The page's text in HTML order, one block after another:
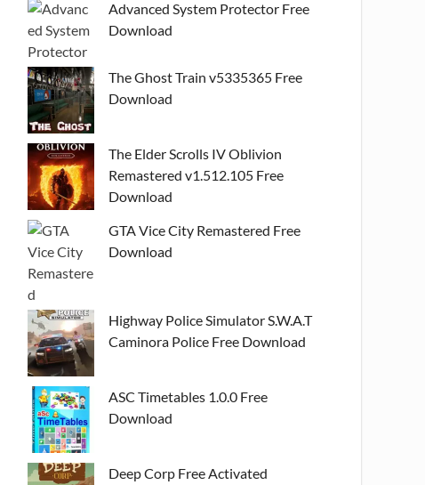
Advanced System Protector Free
Download
The Ghost Train v5335365 Free
Download
The Elder Scrolls IV Oblivion
Remastered v1.512.105 Free
Download
GTA Vice City Remastered Free
Download
Highway Police Simulator S.W.A.T
Caminora Police Free Download
ASC Timetables 1.0.0 Free
Download
Deep Corp Free Activated